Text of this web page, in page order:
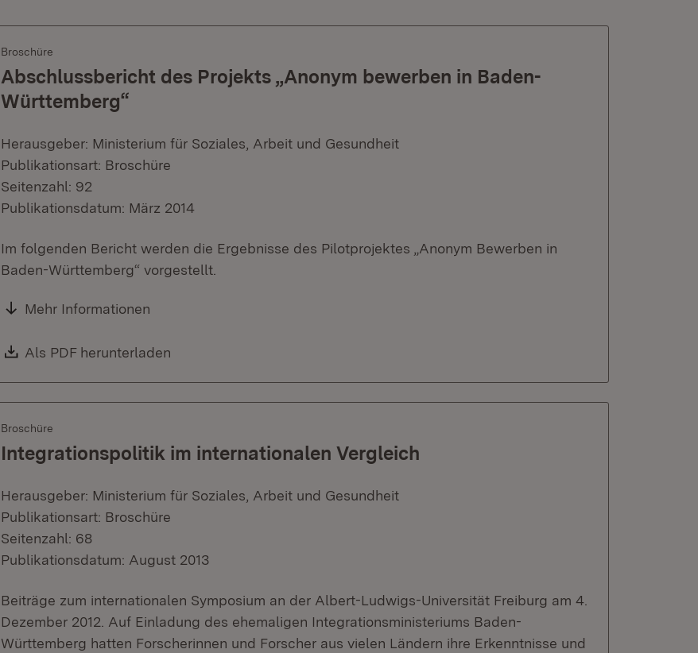
Broschüre
Abschlussbericht des Projekts „Anonym bewerben in Baden-
Württemberg“
Herausgeber: Ministerium für Soziales, Arbeit und Gesundheit
Publikationsart: Broschüre
Seitenzahl: 92
Publikationsdatum: März 2014
Im folgenden Bericht werden die Ergebnisse des Pilotprojektes „Anonym Bewerben in
Baden-Württemberg“ vorgestellt.
Mehr Informationen
Download:
Als PDF herunterladen
Broschüre
Integrationspolitik im internationalen Vergleich
Herausgeber: Ministerium für Soziales, Arbeit und Gesundheit
Publikationsart: Broschüre
Seitenzahl: 68
Publikationsdatum: August 2013
Beiträge zum internationalen Symposium an der Albert-Ludwigs-Universität Freiburg am 4.
Dezember 2012. Auf Einladung des ehemaligen Integrationsministeriums Baden-
Württemberg hatten Forscherinnen und Forscher aus vielen Ländern ihre Erkenntnisse und